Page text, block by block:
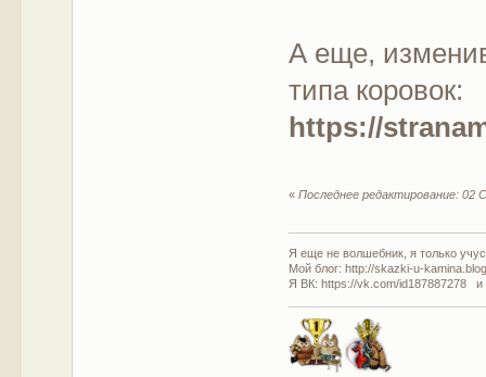
А еще,
типа коровок:
https://
«Последнее редактирование: 02
Я еще не волшебник, я только
Мой блог: http://skazki-u-
Я ВК: https://vk.com/id187887278 и